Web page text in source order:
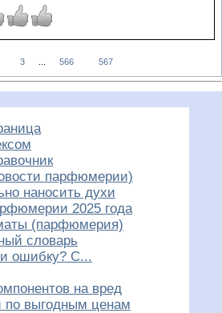
3 566 567
парфюмерии)
наносить духи
2025 года
(парфюмерия)
словарь
ошибку? С...
на вред
по выгодным ценам